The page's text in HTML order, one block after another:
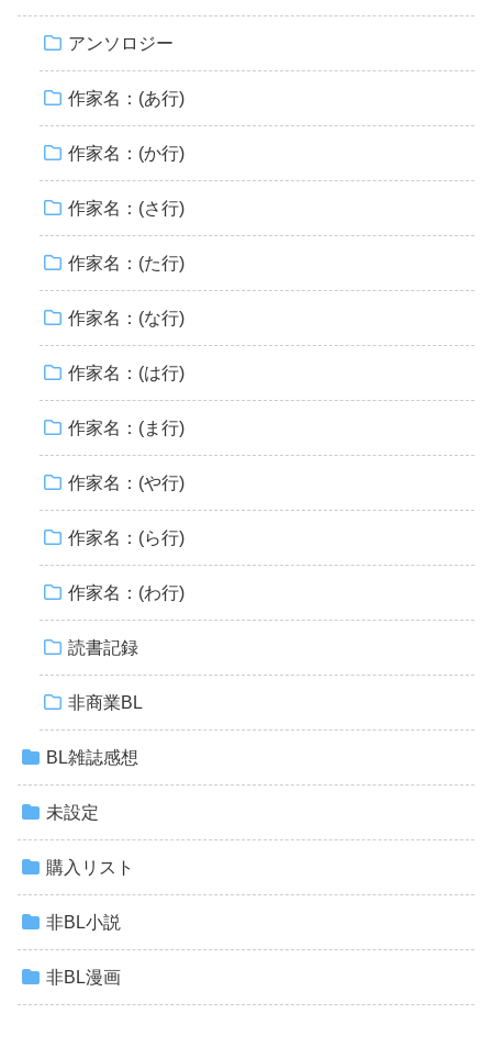
アンソロジー
作家名：(あ行)
作家名：(か行)
作家名：(さ行)
作家名：(た行)
作家名：(な行)
作家名：(は行)
作家名：(ま行)
作家名：(や行)
作家名：(ら行)
作家名：(わ行)
読書記録
非商業BL
BL雑誌感想
未設定
購入リスト
非BL小説
非BL漫画